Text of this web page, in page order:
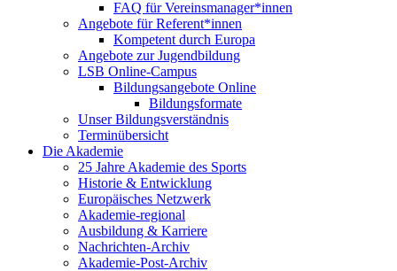
FAQ für Vereinsmanager*innen
Angebote für Referent*innen
Kompetent durch Europa
Angebote zur Jugendbildung
LSB Online-Campus
Bildungsangebote Online
Bildungsformate
Unser Bildungsverständnis
Terminübersicht
Die Akademie
25 Jahre Akademie des Sports
Historie & Entwicklung
Europäisches Netzwerk
Akademie-regional
Ausbildung & Karriere
Nachrichten-Archiv
Akademie-Post-Archiv